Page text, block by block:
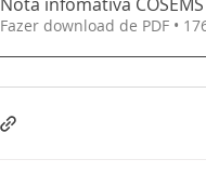
Fazer download de PDF •